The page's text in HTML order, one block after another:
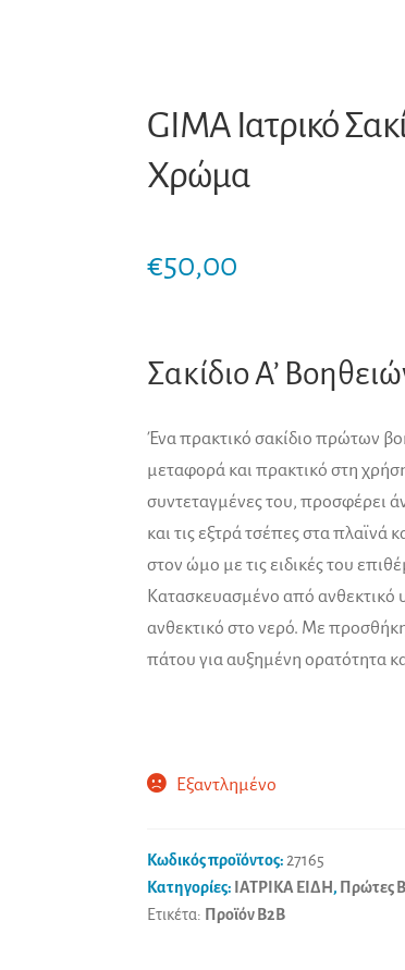
GIMA Ιατρικό
Χρώμα
€50,00
Σακίδιο Α’
Ένα πρακτικό σακίδιο πρώτων
μεταφορά και πρακτικό στη
συντεταγμένες του, προσφέρει
και τις εξτρά τσέπες στα πλαϊνά
στον ώμο με τις ειδικές του
Κατασκευασμένο από ανθεκτικό
ανθεκτικό στο νερό. Με
πάτου για αυξημένη ορατότητα
Εξαντλημένο
Κωδικός προϊόντος: 27165
Κατηγορίες: ΙΑΤΡΙΚΑ ΕΙΔΗ, Πρώτες
Ετικέτα: Προϊόν B2B